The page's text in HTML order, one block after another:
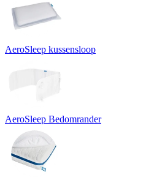
AeroSleep kussensloop
AeroSleep Bedomrander